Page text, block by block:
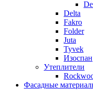
Delta
Fakro
Folder
Juta
Tyvek
Изоспан
Утеплители
Фасадные